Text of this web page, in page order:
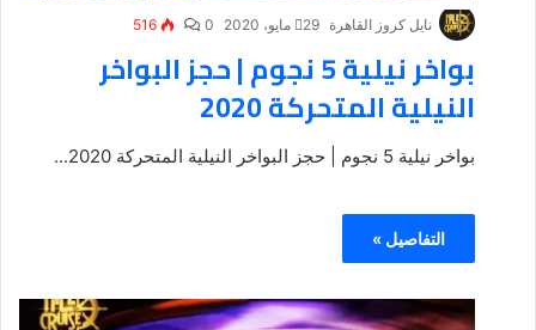
نايل كروز القاهرة 29 مايو، 2020 0
516
بواخر نيلية 5 نجوم | حجز البواخر
النيلية المتحركة 2020
بواخر نيلية 5 نجوم | حجز البواخر النيلية المتحركة 2020...
التفاصيل »